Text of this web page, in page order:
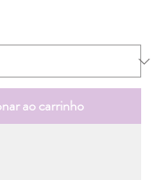
ao carrinho